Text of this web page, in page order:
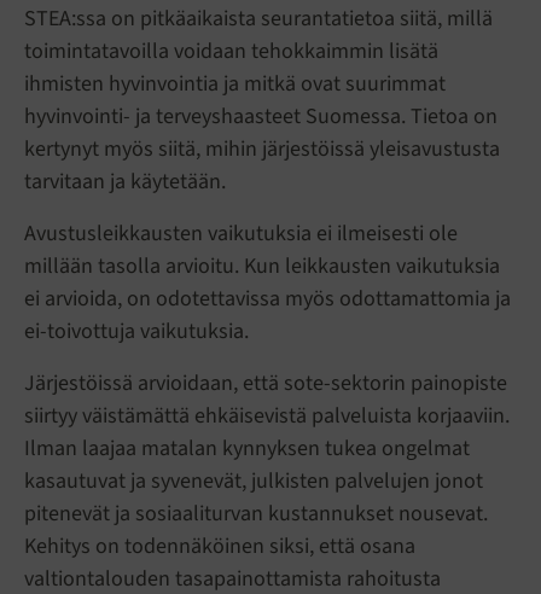
STEA:ssa on pitkäaikaista seurantatietoa siitä, millä
toimintatavoilla voidaan tehokkaimmin lisätä
ihmisten hyvinvointia ja mitkä ovat suurimmat
hyvinvointi- ja terveyshaasteet Suomessa. Tietoa on
kertynyt myös siitä, mihin järjestöissä yleisavustusta
tarvitaan ja käytetään.
Avustusleikkausten vaikutuksia ei ilmeisesti ole
millään tasolla arvioitu. Kun leikkausten vaikutuksia
ei arvioida, on odotettavissa myös odottamattomia ja
ei-toivottuja vaikutuksia.
Järjestöissä arvioidaan, että sote-sektorin painopiste
siirtyy väistämättä ehkäisevistä palveluista korjaaviin.
Ilman laajaa matalan kynnyksen tukea ongelmat
kasautuvat ja syvenevät, julkisten palvelujen jonot
pitenevät ja sosiaaliturvan kustannukset nousevat.
Kehitys on todennäköinen siksi, että osana
valtiontalouden tasapainottamista rahoitusta